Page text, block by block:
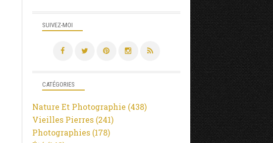
SUIVEZ-MOI
CATÉGORIES
Nature Et Photographie (438)
Vieilles Pierres (241)
Photographies (178)